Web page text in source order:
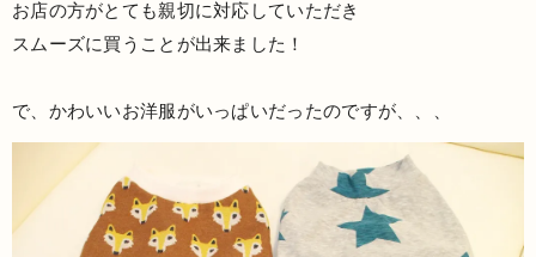
お店の方がとても親切に対応していただき
スムーズに買うことが出来ました！
で、かわいいお洋服がいっぱいだったのですが、、、